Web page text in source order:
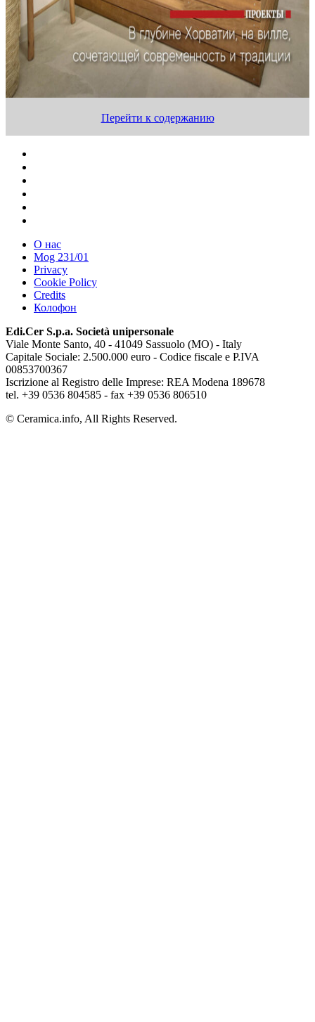
Перейти к содержанию
О нас
Mog 231/01
Privacy
Cookie Policy
Credits
Колофон
Edi.Cer S.p.a. Società unipersonale
Viale Monte Santo, 40 - 41049 Sassuolo (MO) - Italy
Capitale Sociale: 2.500.000 euro - Codice fiscale e P.IVA
00853700367
Iscrizione al Registro delle Imprese: REA Modena 189678
tel. +39 0536 804585 - fax +39 0536 806510
© Ceramica.info, All Rights Reserved.